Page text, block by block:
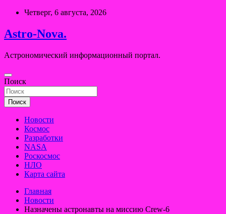
Перейти
содержимому
Четверг, 6 августа, 2026
Astro-Nova.
Астрономический информационный портал.
Поиск
Поиск
Новости
Космос
Разработки
NASA
Роскосмос
НЛО
Карта сайта
Главная
Новости
Назначены астронавты на миссию Crew-6